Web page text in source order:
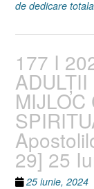
de dedicare
177 I
MIJLOC
29] 25
25 iunie, 2024